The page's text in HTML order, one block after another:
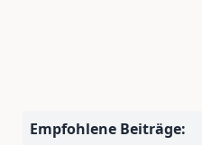
Empfohlene Beiträge: